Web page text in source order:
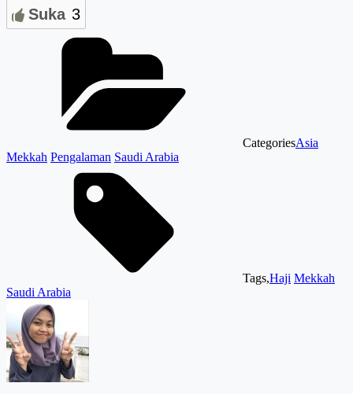
Suka 3
CategoriesAsia
Mekkah Pengalaman Saudi Arabia
Tags,Haji Mekkah
Saudi Arabia